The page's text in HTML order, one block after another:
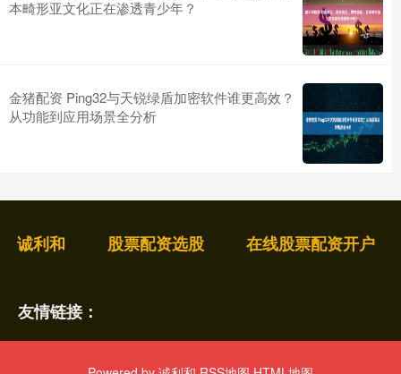
本畸形亚文化正在渗透青少年？
金猪配资 Ping32与天锐绿盾加密软件谁更高效？
从功能到应用场景全分析
诚利和 股票配资选股 在线股票配资开户
友情链接：